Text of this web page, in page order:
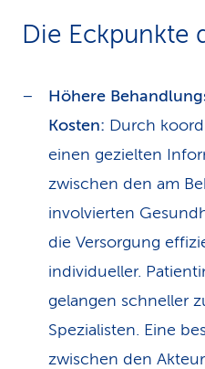
Die Eckpunkte
Höhere
Kosten: Durch
einen gezielten
zwischen den am
involvierten
die Versorgung
individueller.
gelangen schneller
Spezialisten. Eine
zwischen den